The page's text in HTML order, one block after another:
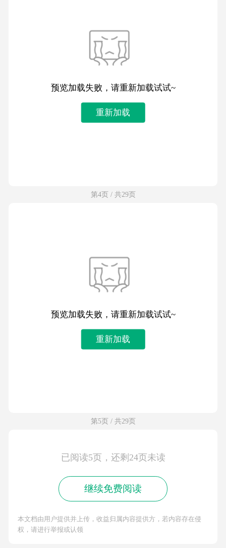
预览加载失败，请重新加载试试~
重新加载
第4页 / 共29页
预览加载失败，请重新加载试试~
重新加载
第5页 / 共29页
已阅读5页，还剩24页未读
继续免费阅读
本文档由用户提供并上传，收益归属内容提供方，若内容存在侵
权，请进行举报或认领